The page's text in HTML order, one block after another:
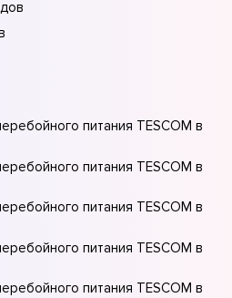
питания TESCOM в
питания TESCOM в
питания TESCOM в
питания TESCOM в
питания TESCOM в